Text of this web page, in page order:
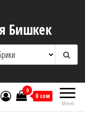
Бишкек
Меню
0
0 сом